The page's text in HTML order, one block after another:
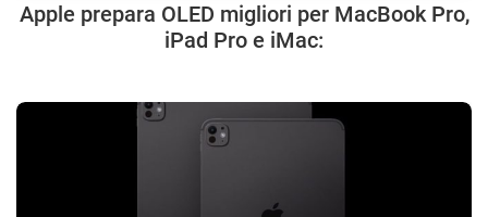
Apple prepara OLED migliori per MacBook Pro,
iPad Pro e iMac: